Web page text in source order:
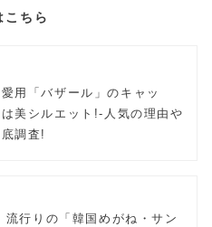
こちら
用「バザール」のキャッ
美シルエット!-人気の理由や
調査!
流行りの「韓国めがね・サン